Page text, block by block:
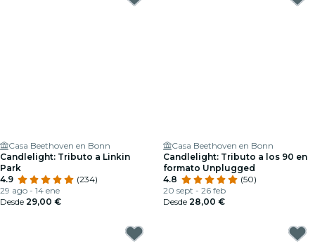
Casa Beethoven en Bonn
Candlelight: Tributo a Linkin
Park
4.9
(234)
29 ago - 14 ene
Desde 29,00 €
Casa Beethoven en Bonn
Candlelight: Tributo a los 90 en
formato Unplugged
4.8
(50)
20 sept - 26 feb
Desde 28,00 €